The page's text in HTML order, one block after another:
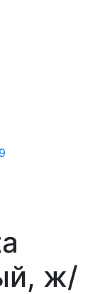
ж/